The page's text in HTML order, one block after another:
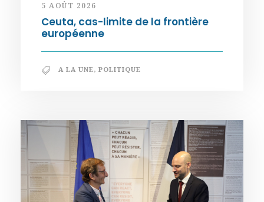
5 AOÛT 2026
Ceuta, cas-limite de la frontière
européenne
A LA UNE, POLITIQUE